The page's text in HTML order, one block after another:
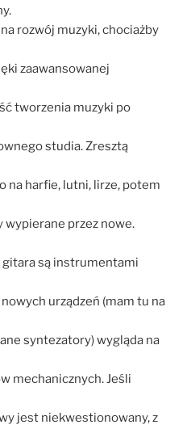
rozwój muzyki, chociażby
zaawansowanej
tworzenia muzyki po
studia. Zresztą
na harfie, lutni, lirze, potem
przez nowe.
gitara są instrumentami
urządzeń (mam tu na
syntezatory) wygląda na
mechanicznych. Jeśli
jest niekwestionowany, z